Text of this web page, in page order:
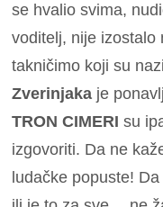
se hvalio svima,
voditelj, nije izostalo
takničimo koji su
Zverinjaka je
TRON CIMERIsu
izgovoriti. Da ne
ludačke popuste!